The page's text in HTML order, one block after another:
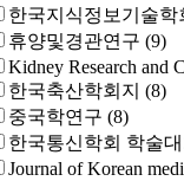
한국지식정보기술학
휴양및경관연구 (9)
Kidney Research and
한국축산학회지 (8)
중국학연구 (8)
한국통신학회 학술
Journal of Korean